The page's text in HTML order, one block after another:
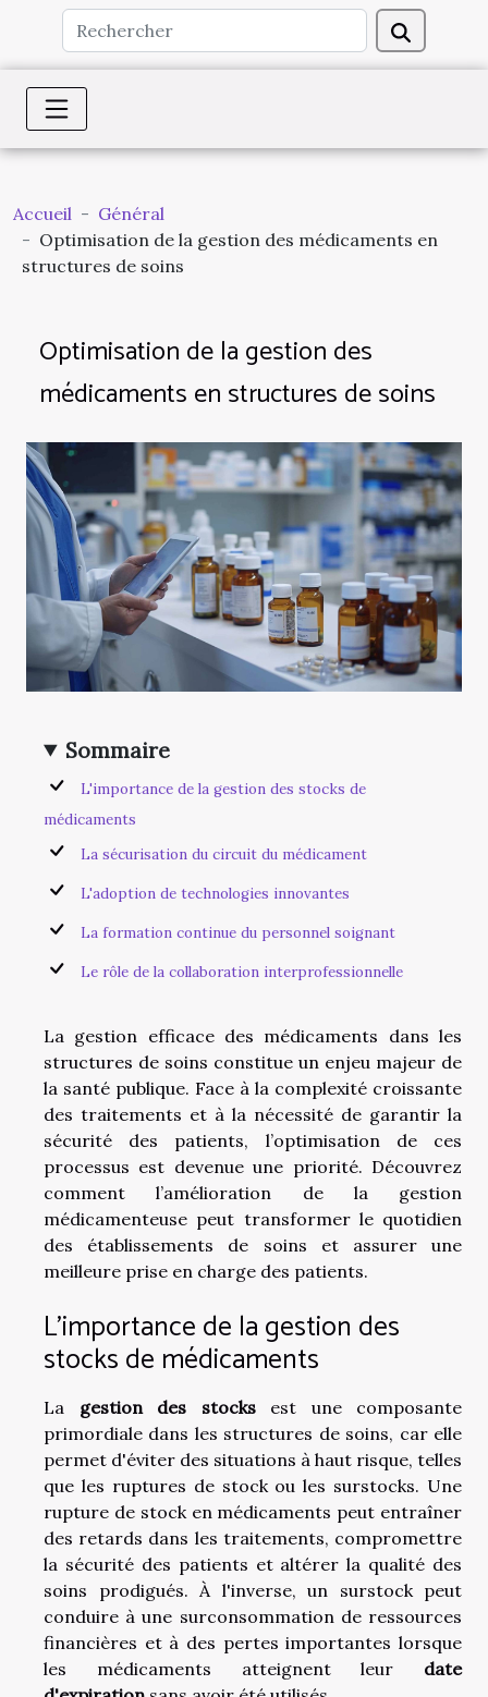
Accueil
Général
Optimisation de la gestion des médicaments en
structures de soins
Optimisation de la gestion des
médicaments en structures de soins
Sommaire
L'importance de la gestion des stocks de
médicaments
La sécurisation du circuit du médicament
L'adoption de technologies innovantes
La formation continue du personnel soignant
Le rôle de la collaboration interprofessionnelle
La gestion efficace des médicaments dans les
structures de soins constitue un enjeu majeur de
la santé publique. Face à la complexité croissante
des traitements et à la nécessité de garantir la
sécurité des patients, l’optimisation de ces
processus est devenue une priorité. Découvrez
comment l’amélioration de la gestion
médicamenteuse peut transformer le quotidien
des établissements de soins et assurer une
meilleure prise en charge des patients.
L'importance de la gestion des
stocks de médicaments
La gestion des stocksest une composante
primordiale dans les structures de soins, car elle
permet d'éviter des situations à haut risque, telles
que les ruptures de stock ou les surstocks. Une
rupture de stock en médicaments peut entraîner
des retards dans les traitements, compromettre
la sécurité des patients et altérer la qualité des
soins prodigués. À l'inverse, un surstock peut
conduire à une surconsommation de ressources
financières et à des pertes importantes lorsque
les médicaments atteignent leur date